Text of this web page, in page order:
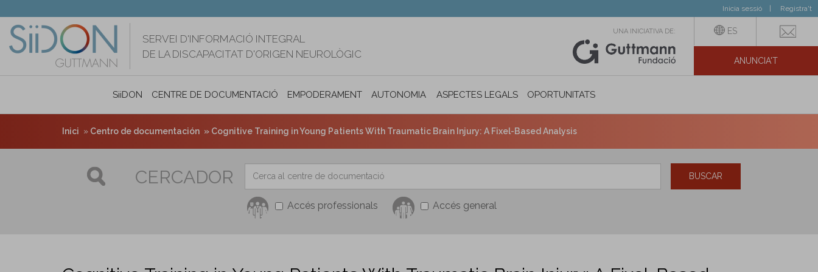
contingut
Inicia sessió Registra't
SERVEI D'INFORMACIÓ INTEGRAL
DE LA DISCAPACITAT D'ORIGEN NEUROLÒGIC
UNA INICIATIVA DE: ES
ANUNCIA'T
SiiDON CENTRE DE DOCUMENTACIÓ EMPODERAMENT AUTONOMIA PERSONAL I INCLUSIÓ SOCIAL
ASPECTES LEGALS OPORTUNITATS
Inici Centro de documentación Cognitive Training in Young Patients With Traumatic Brain Injury: A Fixel-Based Analysis
CERCADOR
Accés professionals Accés general
BUSCAR